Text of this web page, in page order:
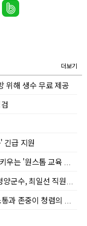
더보기
위해 생수 무료 제공
긴급 지원
청양군-교육청-EBS 맞손…지역 인재 키우는 '원스톱 교육 안전망' 가동
"악성 민원 고충 들어준다"…김홍열 청양군수, 최일선 직원들과 '점심 소통'
청양군, 출근길 하이파이브 행사… "소통과 존중이 청렴의 시작"